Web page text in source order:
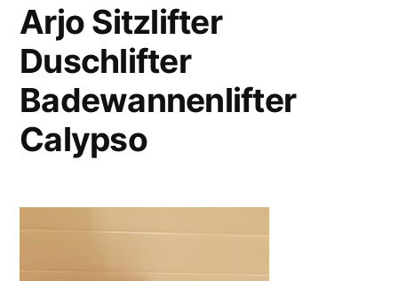
Arjo Sitzlifter
Duschlifter
Badewannenlifter
Calypso